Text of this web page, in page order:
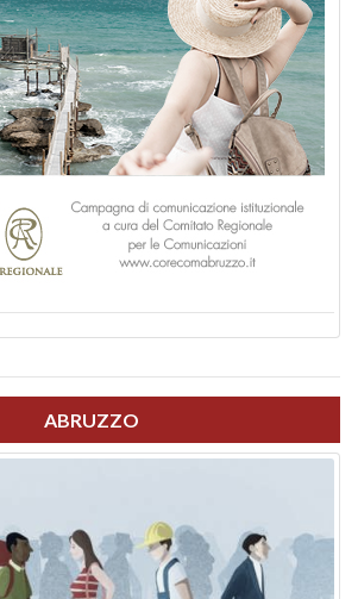
ABRUZZO